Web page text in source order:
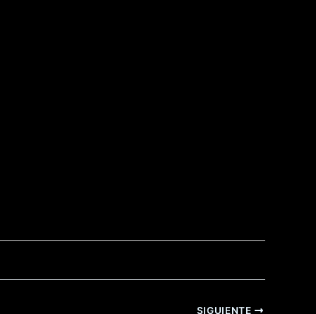
SIGUIENTE